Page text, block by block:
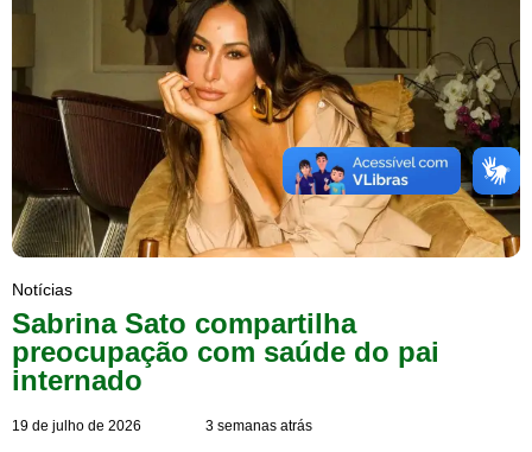
Notícias
Sabrina Sato compartilha
preocupação com saúde do pai
internado
19 de julho de 2026 3 semanas atrás